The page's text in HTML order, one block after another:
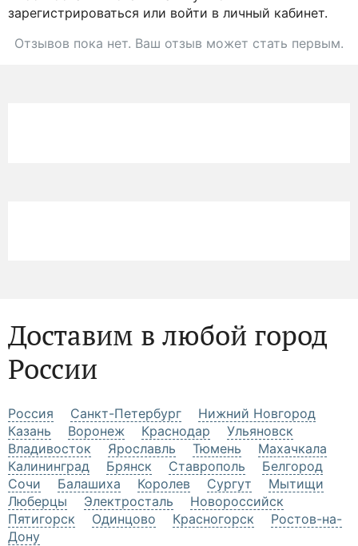
зарегистрироваться или войти в личный кабинет.
Отзывов пока нет. Ваш отзыв может стать первым.
Доставим в любой город
России
Россия Санкт-Петербург
Нижний Новгород
Казань
Воронеж Краснодар
Ульяновск
Владивосток
Ярославль Тюмень
Махачкала
Калининград
Брянск Ставрополь
Белгород
Сочи
Балашиха Королев Сургут
Мытищи
Люберцы
Электросталь
Новороссийск
Пятигорск
Одинцово Красногорск
Ростов-на-
Дону